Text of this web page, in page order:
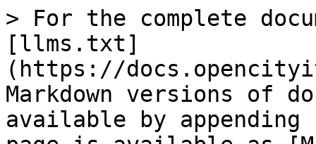
> For the complete
[llms.txt]
(https://
Markdown versions of
available by